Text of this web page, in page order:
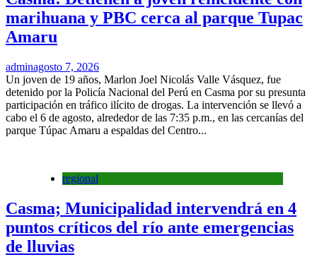
marihuana y PBC cerca al parque Tupac
Amaru
adminagosto 7, 2026
Un joven de 19 años, Marlon Joel Nicolás Valle Vásquez, fue
detenido por la Policía Nacional del Perú en Casma por su presunta
participación en tráfico ilícito de drogas. La intervención se llevó a
cabo el 6 de agosto, alrededor de las 7:35 p.m., en las cercanías del
parque Túpac Amaru a espaldas del Centro...
regional
Casma; Municipalidad intervendrá en 4
puntos críticos del río ante emergencias
de lluvias